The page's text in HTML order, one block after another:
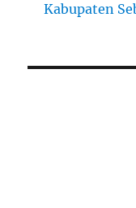
Kabupaten